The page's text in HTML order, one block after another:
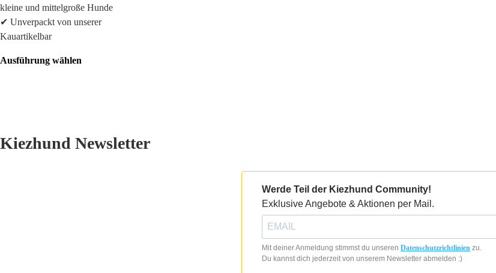
kleine und mittelgroße Hunde
✔ Unverpackt von unserer
Kauartikelbar
Ausführung wählen
Kiezhund Newsletter
Werde Teil der Kiezhund Community!
Exklusive Angebote & Aktionen per Mail.
Mit deiner Anmeldung stimmst du unseren Datenschutzrichtlinien zu.
Du kannst dich jederzeit von unserem Newsletter abmelden :)